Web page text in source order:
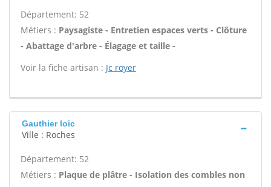
Département: 52
Métiers : Paysagiste - Entretien espaces verts - Clôture
- Abattage d'arbre - Élagage et taille -
Voir la fiche artisan : Jc royer
Gauthier loic
Ville : Roches
Département: 52
Métiers : Plaque de plâtre - Isolation des combles non